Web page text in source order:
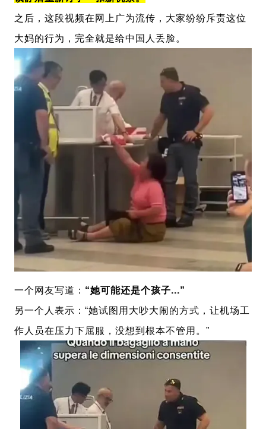
之后，这段视频在网上广为流传，大家纷纷斥责这位
大妈的行为，完全就是给中国人丢脸。
一个网友写道 ： “她可能还是个孩子...”
另一个人表示：“她试图用大吵大闹的方式，让机场工
作人员在压力下屈服，没想到根本不管用。”